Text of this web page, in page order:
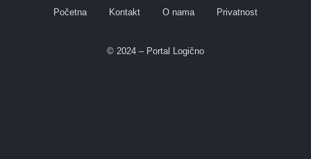
Početna Kontakt O nama Privatnost
© 2024 – Portal Logično